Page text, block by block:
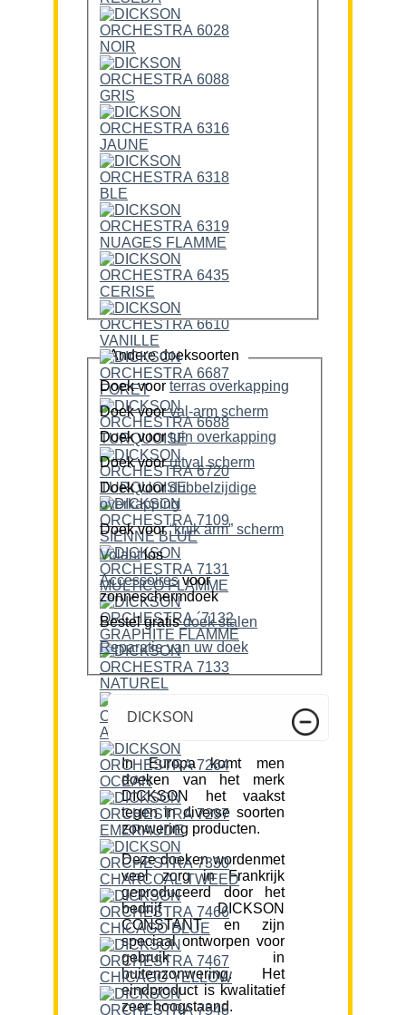
Andere doeksoorten
Doek voor terras overkapping
Doek voor
val-arm scherm
Doek voor
tuin overkapping
Doek voor
uitval scherm
Doek voordubbelzijdige
overkapping
Doek voor
“knik arm” scherm
Volantlos
Accessoiresvoor
zonneschermdoek
Bestel gratis doek stalen
Reparatie van uw doek
DICKSON
In Europa komt men
doeken van het merk
DICKSON het vaakst
tegen in diverse soorten
zonwering producten.
Deze doeken wordenmet
veel zorg in Frankrijk
geproduceerd door het
bedrijf DICKSON
CONSTANT en zijn
speciaal ontworpen voor
gebruik in
buitenzonwering. Het
eindproduct is kwalitatief
zeer hoogstaand.